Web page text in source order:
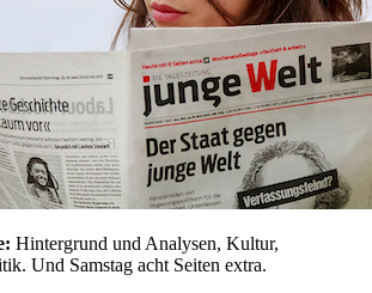
Hintergrund und Analysen, Kultur,
Und Samstag acht Seiten extra.